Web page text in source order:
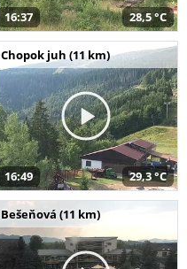
16:37 28,5 °C
Chopok juh (11 km)
16:49 29,3 °C
Bešeňová (11 km)